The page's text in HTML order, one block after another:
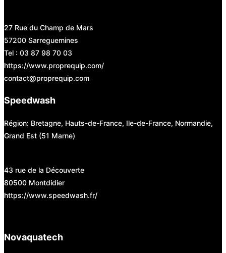
27 Rue du Champ de Mars
57200 Sarreguemines
Tel : 03 87 98 70 03
https://www.proprequip.com/
contact@proprequip.com
Speedwash
Région: Bretagne, Hauts-de-France, Ile-de-France, Normandie,
Grand Est (51 Marne)
43 rue de la Découverte
80500 Montdidier
https://www.speedwash.fr/
Novaquatech